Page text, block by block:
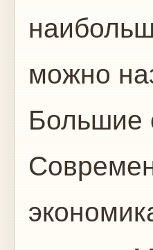
можно
Большие